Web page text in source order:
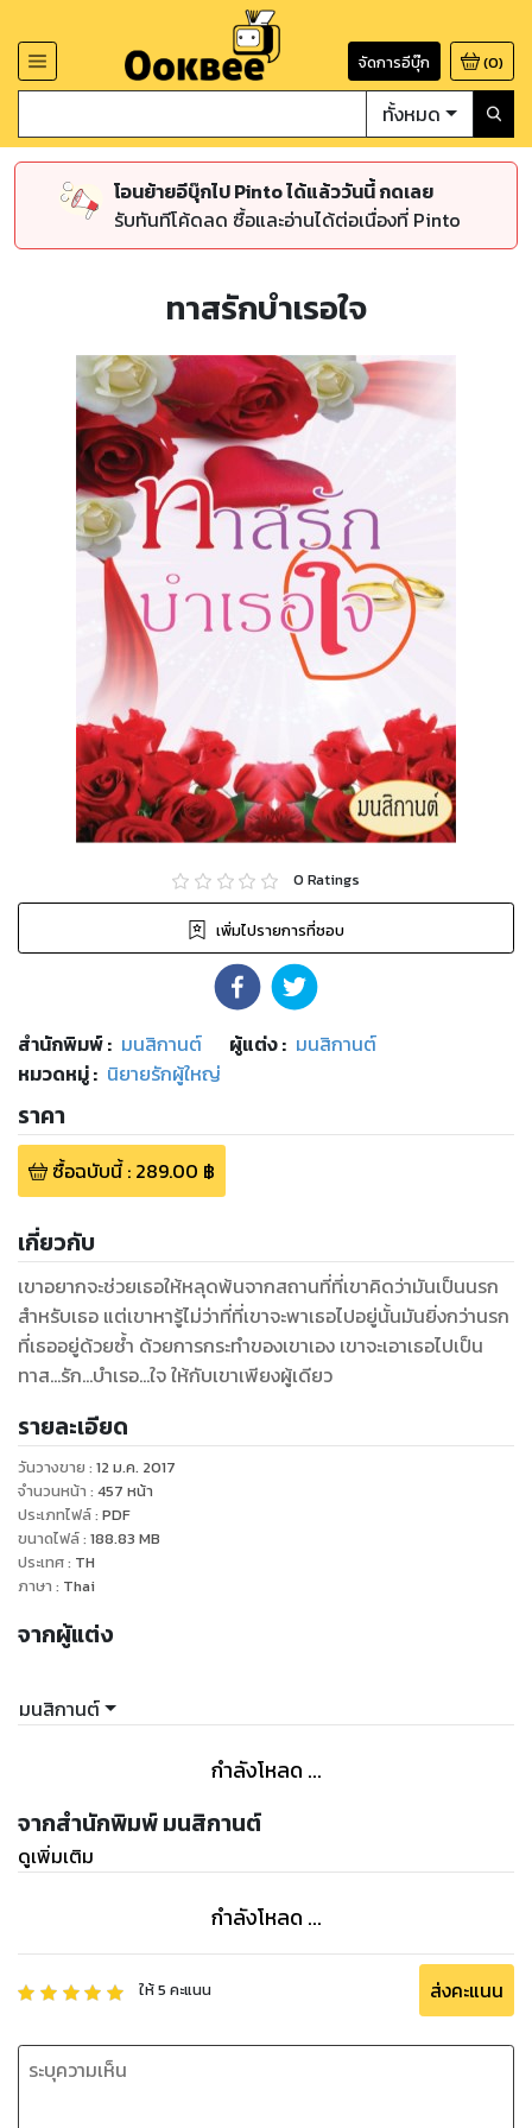
จัดการอีบุ๊ก (0)
ทั้งหมด
โอนย้ายอีบุ๊กไป Pinto ได้แล้ววันนี้ กดเลย
รับทันทีโค้ดลด ซื้อและอ่านได้ต่อเนื่องที่ Pinto
ทาสรักบำเรอใจ
0 Ratings
เพิ่มไปรายการที่ชอบ
สำนักพิมพ์: มนสิกานต์ ผู้แต่ง : มนสิกานต์
หมวดหมู่: นิยายรักผู้ใหญ่
ราคา
ซื้อฉบับนี้: 289.00 ฿
เกี่ยวกับ
เขาอยากจะช่วยเธอให้หลุดพ้นจากสถานที่ที่เขาคิดว่ามันเป็นนรก
สำหรับเธอ แต่เขาหารู้ไม่ว่าที่ที่เขาจะพาเธอไปอยู่นั้นมันยิ่งกว่านรก
ที่เธออยู่ด้วยซ้ำ ด้วยการกระทำของเขาเอง เขาจะเอาเธอไปเป็น
ทาส...รัก...บำเรอ...ใจ ให้กับเขาเพียงผู้เดียว
รายละเอียด
วันวางขาย : 12 ม.ค. 2017
จำนวนหน้า : 457 หน้า
ประเภทไฟล์: PDF
ขนาดไฟล์: 188.83 MB
ประเทศ: TH
ภาษา : Thai
จากผู้แต่ง
มนสิกานต์
กำลังโหลด ...
จากสำนักพิมพ์ มนสิกานต์
ดูเพิ่มเติม
กำลังโหลด ...
ให้5 คะแนน ส่งคะแนน